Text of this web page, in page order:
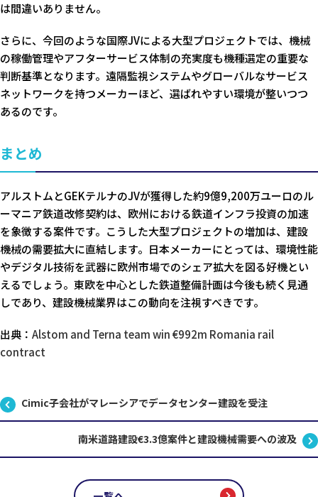
は間違いありません。
さらに、今回のような国際JVによる大型プロジェクトでは、機械
の稼働管理やアフターサービス体制の充実度も機種選定の重要な
判断基準となります。遠隔監視システムやグローバルなサービス
ネットワークを持つメーカーほど、選ばれやすい環境が整いつつ
あるのです。
まとめ
アルストムとGEKテルナのJVが獲得した約9億9,200万ユーロのル
ーマニア鉄道改修契約は、欧州における鉄道インフラ投資の加速
を象徴する案件です。こうした大型プロジェクトの増加は、建設
機械の需要拡大に直結します。日本メーカーにとっては、環境性能
やデジタル技術を武器に欧州市場でのシェア拡大を図る好機とい
えるでしょう。東欧を中心とした鉄道整備計画は今後も続く見通
しであり、建設機械業界はこの動向を注視すべきです。
出典： Alstom and Terna team win €992m Romania rail
contract
Cimic子会社がマレーシアでデータセンター建設を受注
南米道路建設€3.3億案件と建設機械需要への波及